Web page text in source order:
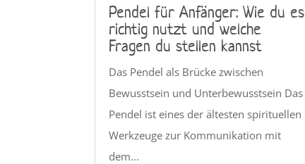
Pendel für Anfänger: Wie du es
richtig nutzt und welche
Fragen du stellen kannst
Das Pendel als Brücke zwischen
Bewusstsein und Unterbewusstsein Das
Pendel ist eines der ältesten spirituellen
Werkzeuge zur Kommunikation mit
dem...